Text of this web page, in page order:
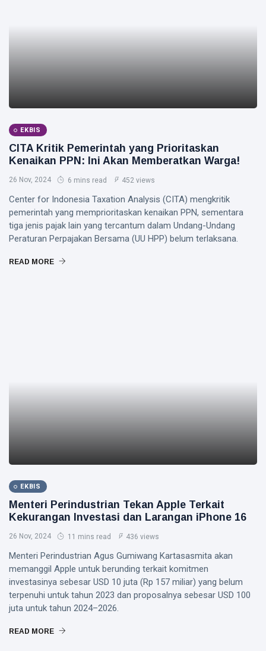
EKBIS
CITA Kritik Pemerintah yang Prioritaskan
Kenaikan PPN: Ini Akan Memberatkan Warga!
26 Nov, 2024 6 mins read 452 views
Center for Indonesia Taxation Analysis (CITA) mengkritik
pemerintah yang memprioritaskan kenaikan PPN, sementara
tiga jenis pajak lain yang tercantum dalam Undang-Undang
Peraturan Perpajakan Bersama (UU HPP) belum terlaksana.
READ MORE
EKBIS
Menteri Perindustrian Tekan Apple Terkait
Kekurangan Investasi dan Larangan iPhone 16
26 Nov, 2024 11 mins read 436 views
Menteri Perindustrian Agus Gumiwang Kartasasmita akan
memanggil Apple untuk berunding terkait komitmen
investasinya sebesar USD 10 juta (Rp 157 miliar) yang belum
terpenuhi untuk tahun 2023 dan proposalnya sebesar USD 100
juta untuk tahun 2024–2026.
READ MORE